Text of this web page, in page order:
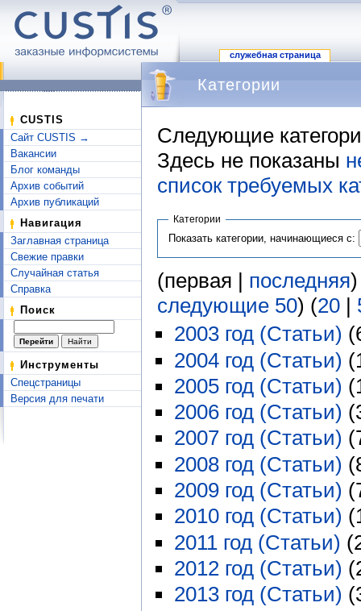
служебная страница
CUSTIS
Сайт CUSTIS →
Вакансии
Блог команды
Архив событий
Архив публикаций
Навигация
Заглавная страница
Свежие правки
Случайная статья
Справка
Поиск
Инструменты
Спецстраницы
Версия для печати
Категории
Следующие
Здесь не показаны
список требуемых
Категории
Показать категории, начинающиеся с:
(первая | последняя
следующие 50) (20 |
2003 год (Статьи)
2004 год (Статьи)
2005 год (Статьи)
2006 год (Статьи)
2007 год (Статьи)
2008 год (Статьи)
2009 год (Статьи)
2010 год (Статьи)
2011 год (Статьи)
2012 год (Статьи)
2013 год (Статьи)